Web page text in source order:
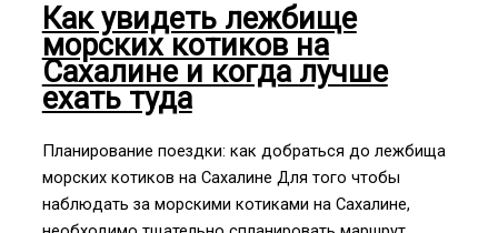
Как увидеть лежбище
морских котиков на
Сахалине и когда лучше
ехать туда
Планирование поездки: как добраться до лежбища
морских котиков на Сахалине Для того чтобы
наблюдать за морскими котиками на Сахалине,